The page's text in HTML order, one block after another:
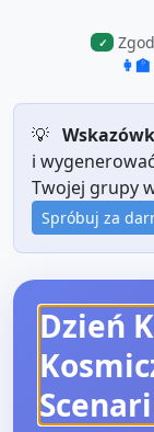
✓
💡
i
Twojej grupy
Spróbuj za
Dzień